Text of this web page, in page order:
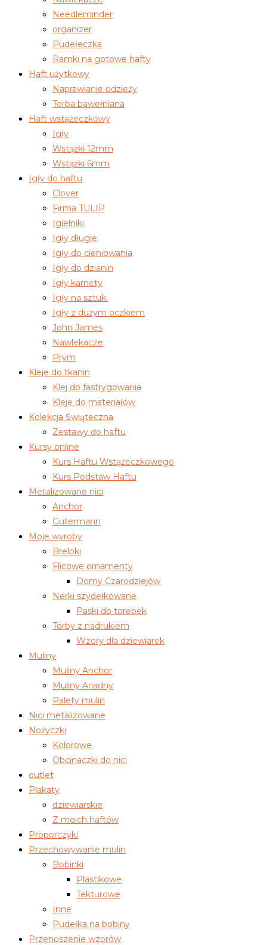
Needleminder
organizer
Pudełeczka
Ramki na gotowe hafty
Haft użytkowy
Naprawianie odzieży
Torba bawełniana
Haft wstążeczkowy
Igły
Wstążki 12mm
Wstążki 6mm
Igły do haftu
Clover
Firma TULIP
Igielniki
Igły długie
Igły do cieniowania
Igły do dzianin
Igły karnety
Igły na sztuki
Igły z dużym oczkiem
John James
Nawlekacze
Prym
Kleje do tkanin
Klej do fastrygowania
Kleje do materiałów
Kolekcja Świąteczna
Zestawy do haftu
Kursy online
Kurs Haftu Wstążeczkowego
Kurs Podstaw Haftu
Metalizowane nici
Anchor
Gutermann
Moje wyroby
Breloki
Flicowe ornamenty
Domy Czarodziejów
Nerki szydełkowane
Paski do torebek
Torby z nadrukiem
Wzory dla dziewiarek
Muliny
Muliny Anchor
Muliny Ariadny
Palety mulin
Nici metalizowane
Nożyczki
Kolorowe
Obcinaczki do nici
outlet
Plakaty
dziewiarskie
Z moich haftów
Proporczyki
Przechowywanie mulin
Bobinki
Plastikowe
Tekturowe
Inne
Pudełka na bobiny
Przenoszenie wzorów